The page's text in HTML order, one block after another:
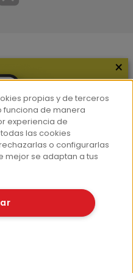
Consumer
EROSKI
×
propias y de terceros
funciona de manera
experiencia de
las cookies
o configurarlas
mejor se adaptan a tus